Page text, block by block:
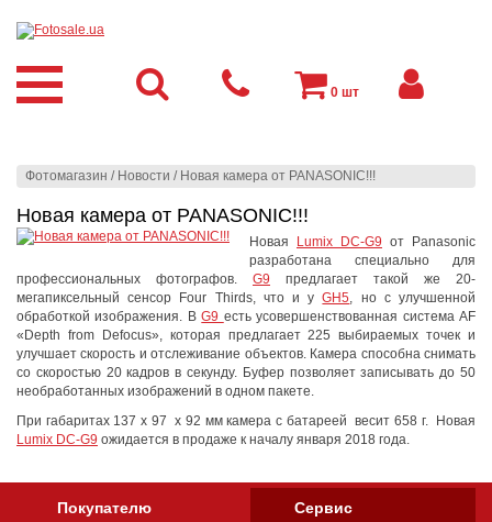
Фотомагазин / Новости / Новая камера от PANASONIC!!!
Новая камера от PANASONIC!!!
Новая Lumix DC-G9 от Panasonic
разработана специально для
профессиональных фотографов. G9 предлагает такой же 20-
мегапиксельный сенсор Four Thirds, что и уGH5, но с улучшенной
обработкой изображения. ВG9 есть усовершенствованная системаAF
«Depth from Defocus», которая предлагает 225 выбираемых точек и
улучшает скорость и отслеживание объектов. Камера способна снимать
со скоростью 20 кадров в секунду. Буфер позволяет записывать до 50
необработанных изображений в одном пакете.
При габаритах 137 x 97 x 92 мм камера с батареей весит 658 г. Новая
Lumix DC-G9 ожидается в продаже к началу января 2018 года.
0 шт
Покупателю Сервис